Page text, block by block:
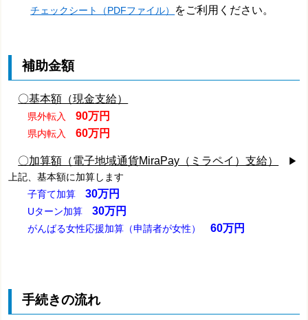
チェックシート（PDFファイル） をご利用ください。
補助金額
〇基本額（現金支給）
県外転入90万円
県内転入60万円
〇加算額（電子地域通貨MiraPay（ミラペイ）支給）
▶
上記、基本額に加算します
子育て加算30万円
Uターン加算30万円
がんばる女性応援加算（申請者が女性）60万円
手続きの流れ